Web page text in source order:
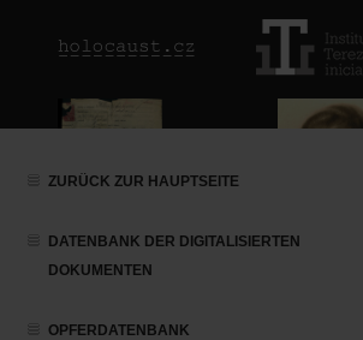
ZURÜCK ZUR HAUPTSEITE
DATENBANK DER DIGITALISIERTEN
DOKUMENTEN
OPFERDATENBANK